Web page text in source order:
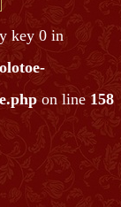
key 0 in
on line158